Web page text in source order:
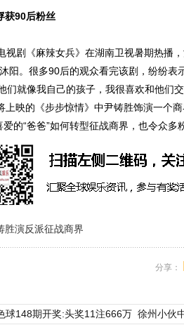
90后粉丝
剧《麻辣女兵》在湖南卫视暑期热播，
阳。很多90后的观众看完该剧，纷纷表
们就像我自己的孩子，我很喜欢和他们
上映的《步步惊情》中尹铸胜饰演一个
的“爸爸”如何转型征战商界，也令众多
胜演反派征战商界
分享：
球148期开奖:头奖11注666万 徐州小伙